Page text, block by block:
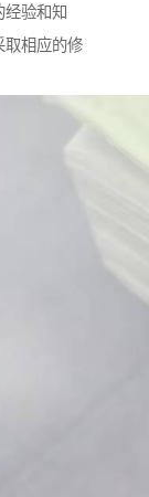
验和知
取相应的修